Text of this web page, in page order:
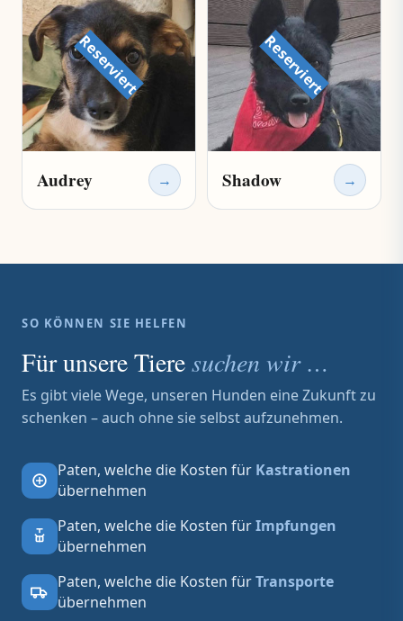
Reserviert
Audrey →
Reserviert
Shadow →
SO KÖNNEN SIE HELFEN
Für unsere Tieresuchen wir …
Es gibt viele Wege, unseren Hunden eine Zukunft zu
schenken – auch ohne sie selbst aufzunehmen.
Paten, welche die Kosten für Kastrationen
übernehmen
Paten, welche die Kosten fürImpfungen
übernehmen
Paten, welche die Kosten fürTransporte
übernehmen